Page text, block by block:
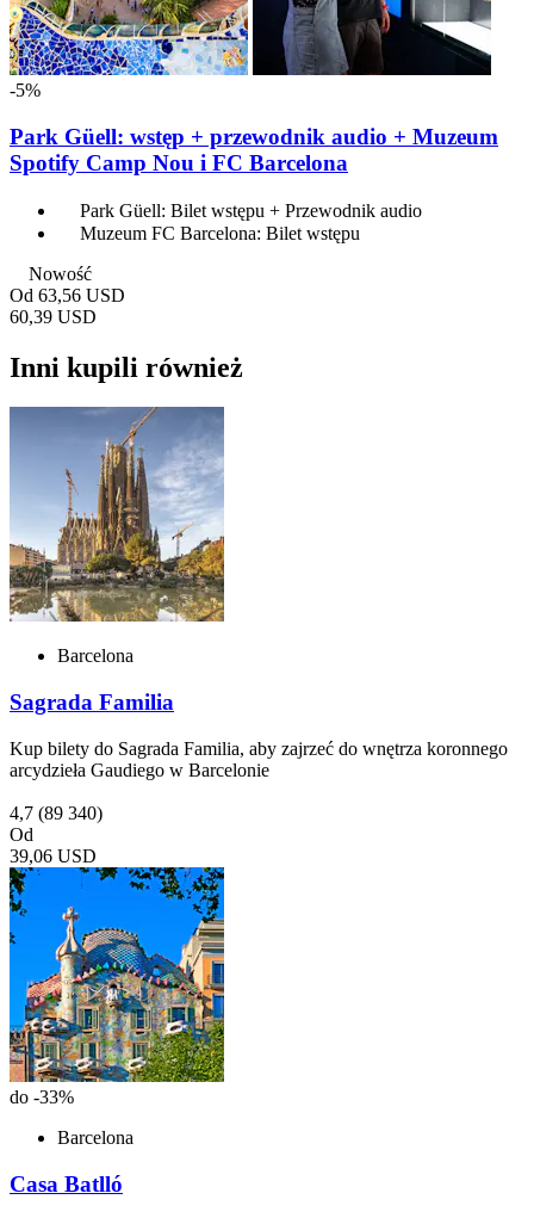
-5%
Park Güell: wstęp + przewodnik audio + Muzeum
Spotify Camp Nou i FC Barcelona
Park Güell: Bilet wstępu + Przewodnik audio
Muzeum FC Barcelona: Bilet wstępu
Nowość
Od 63,56 USD
60,39 USD
Inni kupili również
Barcelona
Sagrada Familia
Kup bilety do Sagrada Familia, aby zajrzeć do wnętrza koronnego
arcydzieła Gaudiego w Barcelonie
4,7 (89 340)
Od
39,06 USD
do -33%
Barcelona
Casa Batlló